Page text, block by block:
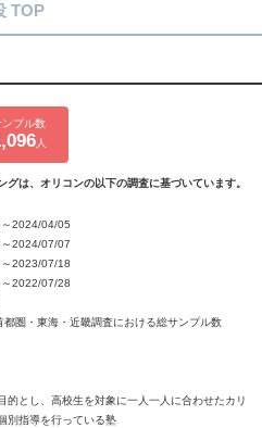
TOP
ンプル数
人
は、オリコンの以下の調査に基づいています。
2024/04/05
2024/07/07
2023/07/18
2022/07/28
都圏・東海・近畿調査における総サンプル数
的とし、高校生を対象に一人一人に合わせたカリ
別指導を行っている塾